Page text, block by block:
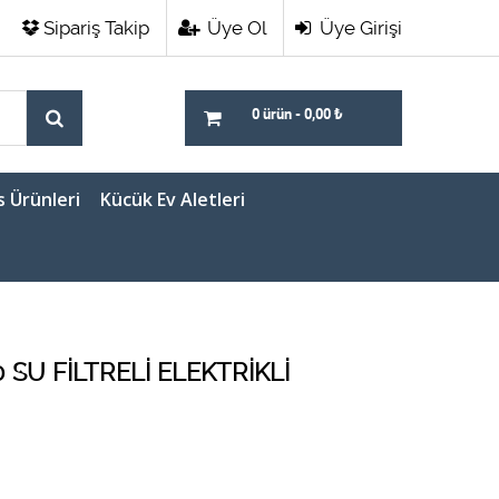
Üye Girişi
Üye Ol
Sipariş Takip
0 ürün - 0,00 ₺
Ürünleri Kücük Ev Aletleri
FİLTRELİ ELEKTRİKLİ